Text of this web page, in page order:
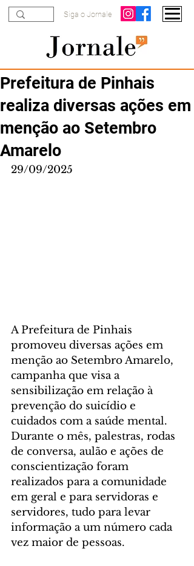
Siga o Jornale
Prefeitura de Pinhais
realiza diversas ações em
menção ao Setembro
Amarelo
29/09/2025
A Prefeitura de Pinhais
promoveu diversas ações em
menção ao Setembro Amarelo,
campanha que visa a
sensibilização em relação à
prevenção do suicídio e
cuidados com a saúde mental.
Durante o mês, palestras, rodas
de conversa, aulão e ações de
conscientização foram
realizados para a comunidade
em geral e para servidoras e
servidores, tudo para levar
informação a um número cada
vez maior de pessoas.